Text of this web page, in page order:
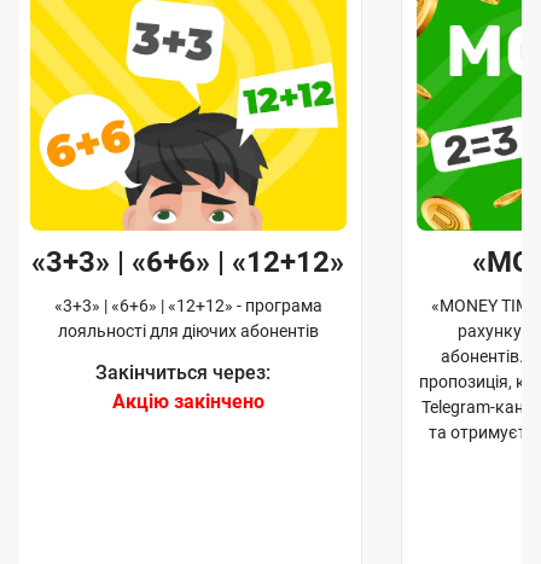
«3+3» | «6+6» | «12+12»
«3+3» | «6+6» | «12+12» - програма
лояльності для діючих абонентів
Закінчиться через:
Акцію закінчено
«MONEY
рахунку
абонентів.
пропозиція,
Telegram-
та